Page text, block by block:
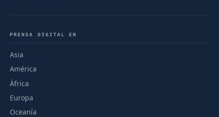
PRENSA DIGITAL EN
Asia
América
África
Europa
Oceanía